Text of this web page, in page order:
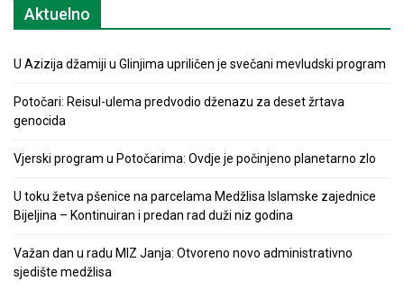
Aktuelno
U Azizija džamiji u Glinjima upriličen je svečani mevludski program
Potočari: Reisul-ulema predvodio dženazu za deset žrtava
genocida
Vjerski program u Potočarima: Ovdje je počinjeno planetarno zlo
U toku žetva pšenice na parcelama Medžlisa Islamske zajednice
Bijeljina – Kontinuiran i predan rad duži niz godina
Važan dan u radu MIZ Janja: Otvoreno novo administrativno
sjedište medžlisa